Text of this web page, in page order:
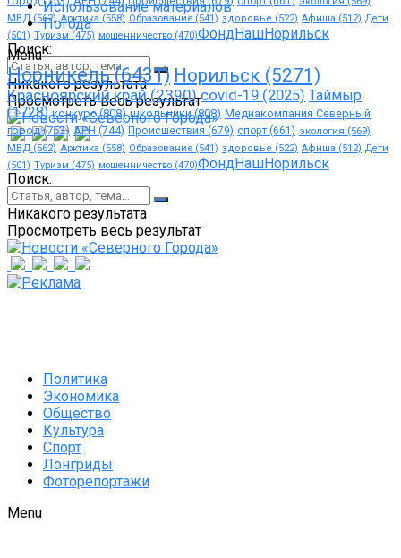
МВД (562) Арктика (558) Образование (541) здоровье (522) Афиша (512) Дети
(501) Туризм (475) мошенничество (470)ФондНашНорильск
Поиск:
Никакого результата
Просмотреть весь результат
Использование материалов
Погода
Menu
Норникель(6431) Норильск (5271)
Красноярский край(2390) covid-19 (2025) Таймыр
(1728) конкурс(808) школьники(808) Медиакомпания Северный
город(753) АРН (744) Происшествия (679) спорт (661) экология (569)
МВД (562) Арктика (558) Образование (541) здоровье (522) Афиша (512) Дети
(501) Туризм (475) мошенничество (470)ФондНашНорильск
Поиск:
Никакого результата
Просмотреть весь результат
Политика
Экономика
Общество
Культура
Спорт
Лонгриды
Фоторепортажи
Menu